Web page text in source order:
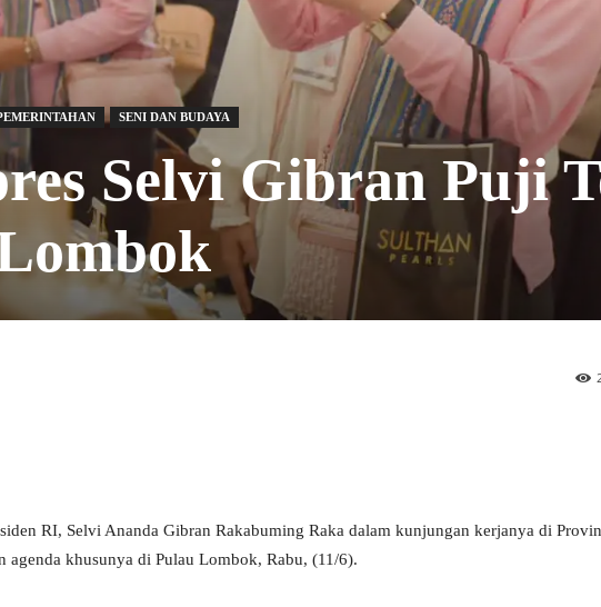
SENI DAN BUDAYA
Selvi Gibran Puji
RI, Selvi Ananda Gibran Rakabuming Raka dalam kunjungan kerjanya di
agenda khusunya di Pulau Lombok, Rabu, (11/6).